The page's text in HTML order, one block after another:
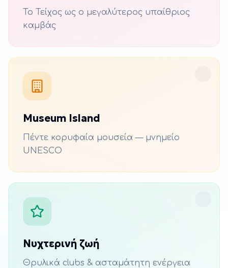
Το Τείχος ως ο μεγαλύτερος υπαίθριος
καμβάς
Museum Island
Πέντε κορυφαία μουσεία — μνημείο
UNESCO
Νυχτερινή ζωή
Θρυλικά clubs & ασταμάτητη ενέργεια